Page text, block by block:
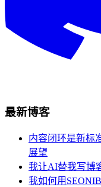
最新博客
内容闭环是新标
展望
我让AI替我写博
我如何用